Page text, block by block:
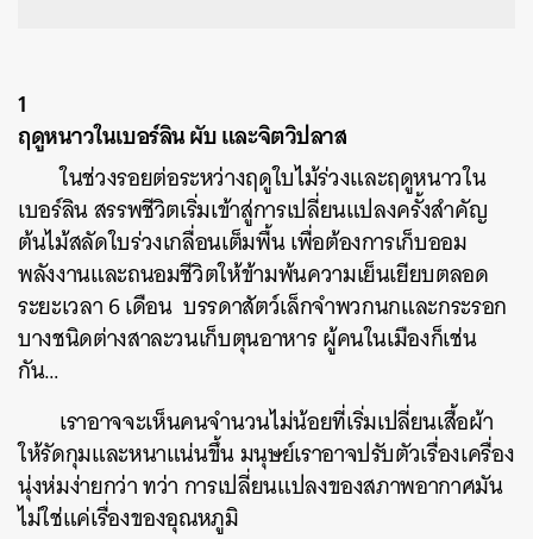
1
ฤดูหนาวในเบอร์ลิน ผับ และจิตวิปลาส
ในช่วงรอยต่อระหว่างฤดูใบไม้ร่วงและฤดูหนาวใน
เบอร์ลิน สรรพชีวิตเริ่มเข้าสู่การเปลี่ยนแปลงครั้งสำคัญ
ต้นไม้สลัดใบร่วงเกลื่อนเต็มพื้น เพื่อต้องการเก็บออม
พลังงานและถนอมชีวิตให้ข้ามพ้นความเย็นเยียบตลอด
ระยะเวลา 6 เดือน บรรดาสัตว์เล็กจำพวกนกและกระรอก
บางชนิดต่างสาละวนเก็บตุนอาหาร ผู้คนในเมืองก็เช่น
กัน…
เราอาจจะเห็นคนจำนวนไม่น้อยที่เริ่มเปลี่ยนเสื้อผ้า
ให้รัดกุมและหนาแน่นขึ้น มนุษย์เราอาจปรับตัวเรื่องเครื่อง
นุ่งห่มง่ายกว่า ทว่า การเปลี่ยนแปลงของสภาพอากาศมัน
ไม่ใช่แค่เรื่องของอุณหภูมิ